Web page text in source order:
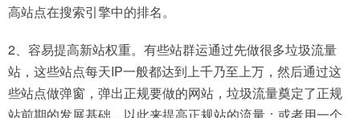
高站点在搜索引擎中的排名。
2、容易提高新站权重。有些站群运通过先做很多垃圾流量
站，这些站点每天IP一般都达到上千乃至上万，然后通过这
些站点做弹窗，弹出正规要做的网站，垃圾流量奠定了正规